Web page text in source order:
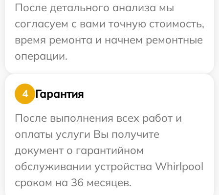
После детального анализа мы
согласуем с вами точную стоимость,
время ремонта и начнем ремонтные
операции.
4
Гарантия
После выполнения всех работ и
оплаты услуги Вы получите
документ о гарантийном
обслуживании устройства Whirlpool
сроком на 36 месяцев.